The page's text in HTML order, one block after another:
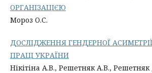
ОРГАНІЗАЦІЄЮ
Мороз O.С.
ДОСЛІДЖЕННЯ ГЕНДЕРНОЇ
ПРАЦІ УКРАЇНИ
Нікітіна А.В., Решетняк А.В.,